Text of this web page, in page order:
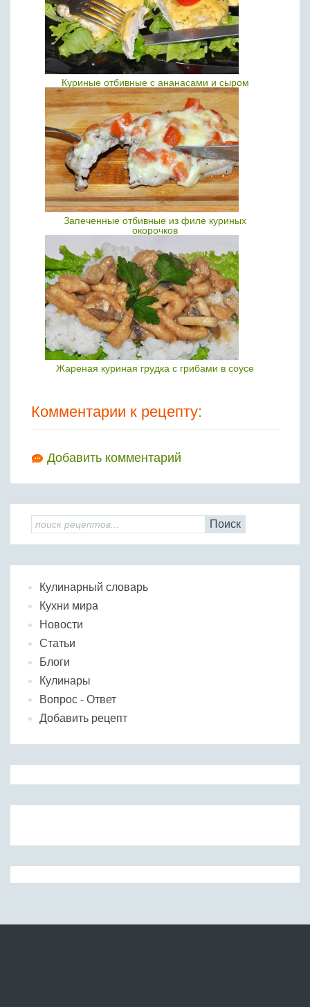
Куриные отбивные с ананасами и сыром
Запеченные отбивные из филе куриных
окорочков
Жареная куриная грудка с грибами в соусе
Комментарии к рецепту:
Добавить комментарий
Поиск
Кулинарный словарь
Кухни мира
Новости
Статьи
Блоги
Кулинары
Вопрос - Ответ
Добавить рецепт